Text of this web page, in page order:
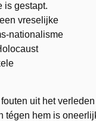
is gestapt.
vreselijke
nationalisme
uit het verleden
tégen hem is